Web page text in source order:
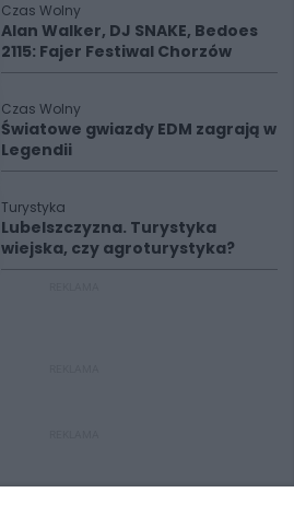
Czas Wolny
Alan Walker, DJ SNAKE, Bedoes
2115: Fajer Festiwal Chorzów
Czas Wolny
Światowe gwiazdy EDM zagrają w
Legendii
Turystyka
Lubelszczyzna. Turystyka
wiejska, czy agroturystyka?